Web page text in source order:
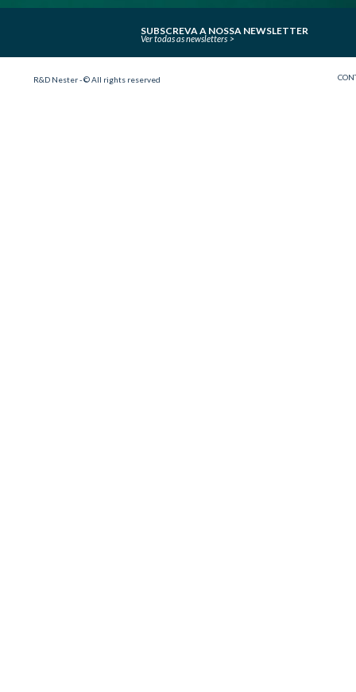
SUBSCREVA A NOSSA NEWSLETTER
Ver todas as newsletters
R&D Nester - © All rights reserved